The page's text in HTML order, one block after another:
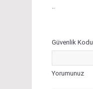
Güvenlik Kodu
Yorumunuz